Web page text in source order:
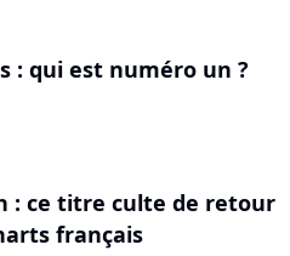
: qui est numéro un ?
: ce titre culte de retour
français